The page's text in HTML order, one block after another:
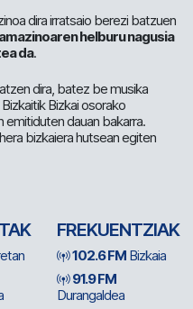
dira irratsaio berezi batzuen
helburu nagusia
da.
dira, batez be musika
Bizkai osorako
emitiduten dauan bakarra.
bizkaiera hutsean egiten
FREKUENTZIAK
102.6 FM Bizkaia
91.9 FM
Durangaldea